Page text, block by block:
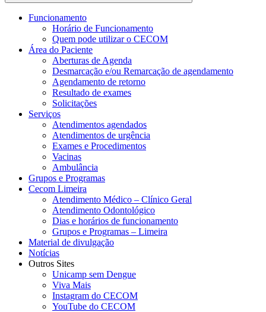
Buscar
Funcionamento
Horário de Funcionamento
Quem pode utilizar o CECOM
Área do Paciente
Aberturas de Agenda
Desmarcação e/ou Remarcação de agendamento
Agendamento de retorno
Resultado de exames
Solicitações
Serviços
Atendimentos agendados
Atendimentos de urgência
Exames e Procedimentos
Vacinas
Ambulância
Grupos e Programas
Cecom Limeira
Atendimento Médico – Clínico Geral
Atendimento Odontológico
Dias e horários de funcionamento
Grupos e Programas – Limeira
Material de divulgação
Notícias
Outros Sites
Unicamp sem Dengue
Viva Mais
Instagram do CECOM
YouTube do CECOM